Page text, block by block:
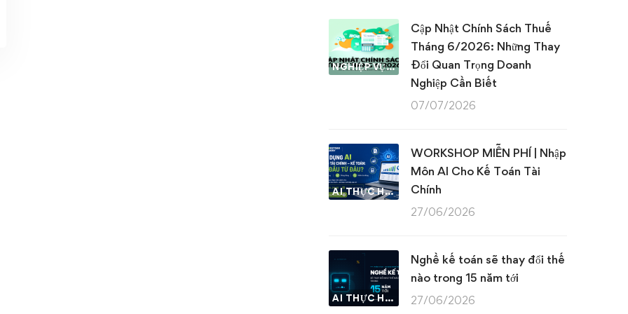
NGHIỆP VỤ KẾ TOÁN & THUẾ
Cập Nhật Chính Sách Thuế
Tháng 6/2026: Những Thay
Đổi Quan Trọng Doanh
Nghiệp Cần Biết
07/07/2026
AI THỰC HÀNH
WORKSHOP MIỄN PHÍ | Nhập
Môn AI Cho Kế Toán Tài
Chính
27/06/2026
AI THỰC HÀNH
Nghề kế toán sẽ thay đổi thế
nào trong 15 năm tới
27/06/2026